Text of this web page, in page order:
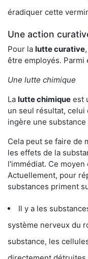
éradiquer cette
Une action
Pour la lutte curative
être employés. Parmi
Une lutte chimique
La lutte chimique est
un seul résultat,
ingère une substance
Cela peut se faire de
les effets de la
l'immédiat. Ce
Actuellement, pour
substances priment
Il y a les
système nerveux du
substance, les